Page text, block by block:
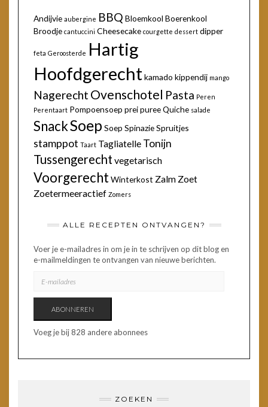
Andijvie aubergine BBQ Bloemkool Boerenkool
Broodje cantuccini Cheesecake courgette dessert dipper
feta Geroosterde Hartig
Hoofdgerechtkamado kippendij mango
Nagerecht Ovenschotel Pasta Peren
Perentaart Pompoensoep preipureeQuiche salade
SnackSoep Soep SpinazieSpruitjes
stamppot Taart Tagliatelle Tonijn
Tussengerecht vegetarisch
VoorgerechtWinterkost Zalm Zoet
Zoetermeeractief Zomers
ALLE RECEPTEN ONTVANGEN?
Voer je e-mailadres in om je in te schrijven op dit blog en
e-mailmeldingen te ontvangen van nieuwe berichten.
MAILADRES
ABONNEREN
Voeg je bij 828 andere abonnees
ZOEKEN